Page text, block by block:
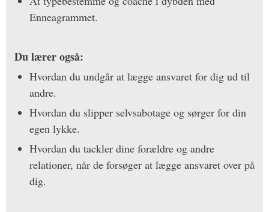
Enneagrammet.
Du lærer også:
Hvordan du undgår at lægge ansvaret for dig ud til
andre.
Hvordan du slipper selvsabotage og sørger for din
egen lykke.
Hvordan du tackler dine forældre og andre
relationer, når de forsøger at lægge ansvaret over på
dig.